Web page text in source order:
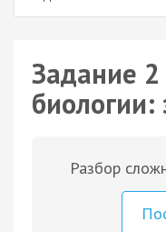
Задание
биологии:
Разбор